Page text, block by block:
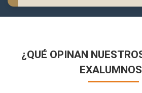
¿QUÉ OPINAN